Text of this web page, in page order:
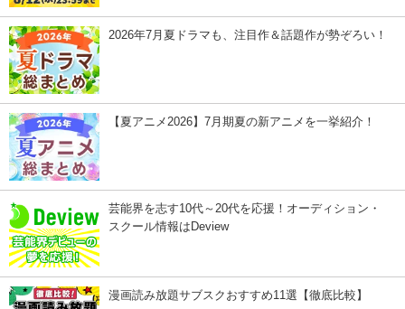
2026年7月夏ドラマも、注目作＆話題作が勢ぞろい！
【夏アニメ2026】7月期夏の新アニメを一挙紹介！
芸能界を志す10代～20代を応援！オーディション・
スクール情報はDeview
漫画読み放題サブスクおすすめ11選【徹底比較】